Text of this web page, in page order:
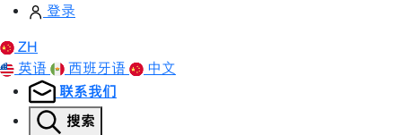
登录
ZH
英语
西班牙语 中文
联系我们
搜索